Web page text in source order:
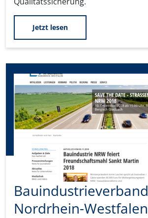
Jetzt lesen
Bauindustrieverband
Nordrhein-Westfalen